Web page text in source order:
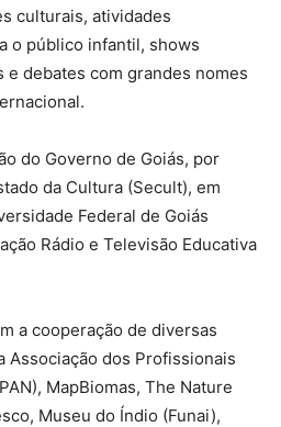
culturais, atividades
o público infantil, shows
e debates com grandes nomes
do Governo de Goiás, por
da Cultura (Secult), em
Federal de Goiás
Rádio e Televisão Educativa
a cooperação de diversas
Associação dos Profissionais
MapBiomas, The Nature
Museu do Índio (Funai),